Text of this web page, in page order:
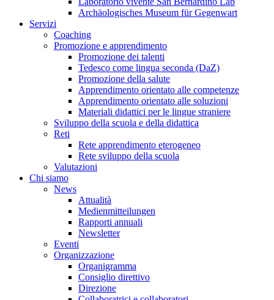
Archäologisches Museum für Gegenwart
Servizi
Coaching
Promozione e apprendimento
Promozione dei talenti
Tedesco come lingua seconda (DaZ)
Promozione della salute
Apprendimento orientato alle competenze
Apprendimento orientato alle soluzioni
Materiali didattici per le lingue straniere
Sviluppo della scuola e della didattica
Reti
Rete apprendimento eterogeneo
Rete sviluppo della scuola
Valutazioni
Chi siamo
News
Attualità
Medienmitteilungen
Rapporti annuali
Newsletter
Eventi
Organizzazione
Organigramma
Consiglio direttivo
Direzione